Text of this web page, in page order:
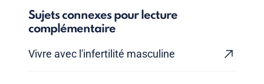
Sujets connexes pour lecture
complémentaire
Vivre avec l'infertilité masculine